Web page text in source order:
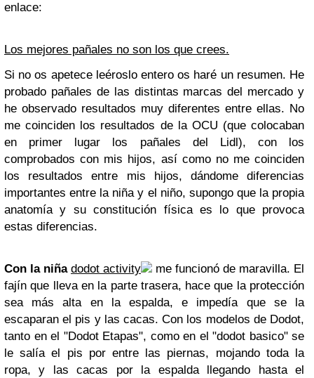
enlace:
Los mejores pañales no son los que crees.
Si no os apetece leéroslo entero os haré un resumen. He
probado pañales de las distintas marcas del mercado y
he observado resultados muy diferentes entre ellas. No
me coinciden los resultados de la OCU (que colocaban
en primer lugar los pañales del Lidl), con los
comprobados con mis hijos, así como no me coinciden
los resultados entre mis hijos, dándome diferencias
importantes entre la niña y el niño, supongo que la propia
anatomía y su constitución física es lo que provoca
estas diferencias.
Con la niña dodot activity
me funcionó de maravilla. El
fajín que lleva en la parte trasera, hace que la protección
sea más alta en la espalda, e impedía que se la
escaparan el pis y las cacas. Con los modelos de Dodot,
tanto en el "Dodot Etapas", como en el "dodot basico" se
le salía el pis por entre las piernas, mojando toda la
ropa, y las cacas por la espalda llegando hasta el